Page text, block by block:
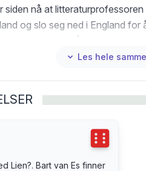
siden nå at
og slo seg ned i England for
som slektningene hans
Hvordan så historien ut
om sin leting etter Lien -
utforsking av to liv og
om kjærlighet og
Les hele
Terningkast
Lien?. Bart van Es finner